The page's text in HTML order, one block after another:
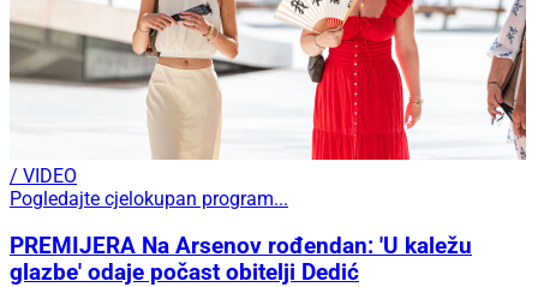
/ VIDEO
Pogledajte cjelokupan program...
PREMIJERA Na Arsenov rođendan: 'U kaležu
glazbe' odaje počast obitelji Dedić